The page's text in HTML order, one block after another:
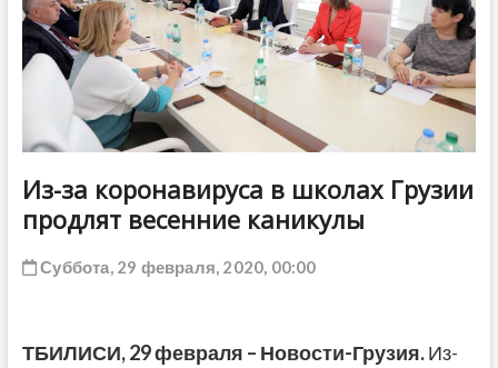
Из-за коронавируса в школах Грузии
продлят весенние каникулы
Суббота, 29 февраля, 2020, 00:00
ТБИЛИСИ, 29 февраля – Новости-Грузия.Из-